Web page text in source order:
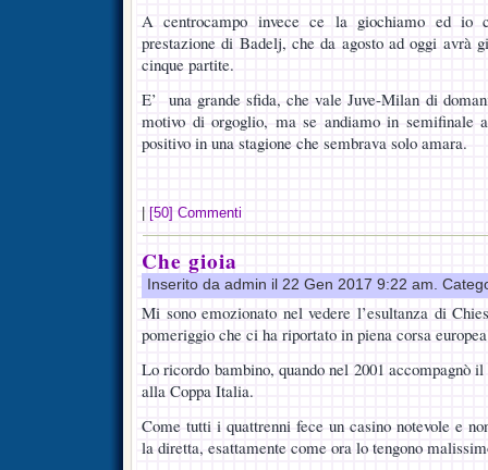
A centrocampo invece ce la giochiamo ed io
prestazione di Badelj, che da agosto ad oggi avrà
cinque partite.
E’ una grande sfida, che vale Juve-Milan di
motivo di orgoglio, ma se andiamo in semifinale
positivo in una stagione che sembrava solo amara.
[50] Commenti
Che gioia
Inserito da admin il 22 Gen 2017 9:22 am.
Mi sono emozionato nel vedere l’esultanza di
pomeriggio che ci ha riportato in piena corsa
Lo ricordo bambino, quando nel 2001 accompagnò
alla Coppa Italia.
Come tutti i quattrenni fece un casino notevole e
la diretta, esattamente come ora lo tengono